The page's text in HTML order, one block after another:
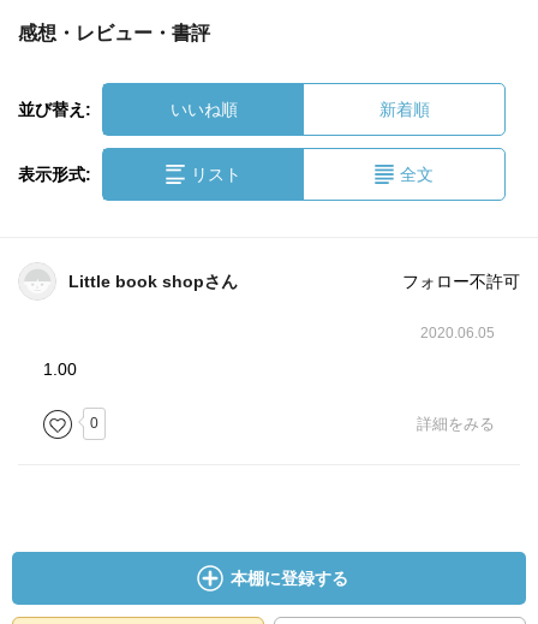
感想・レビュー・書評
並び替え: いいね順 新着順
表示形式: リスト 全文
Little book shopさん フォロー不許可
2020.06.05
1.00
0 詳細をみる
本棚に登録する